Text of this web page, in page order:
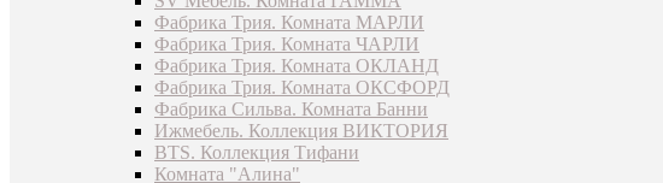
Фабрика Трия. Комната МАРЛИ
Фабрика Трия. Комната ЧАРЛИ
Фабрика Трия. Комната ОКЛАНД
Фабрика Трия. Комната ОКСФОРД
Фабрика Сильва. Комната Банни
Ижмебель. Коллекция ВИКТОРИЯ
BTS. Коллекция Тифани
Комната "Алина"